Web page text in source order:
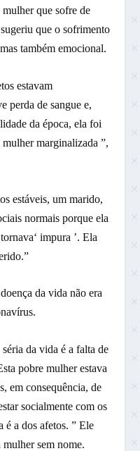
mulher que sofre de
que o sofrimento
também emocional.
estavam
perda de sangue e,
da época, ela foi
marginalizada ”,
estáveis, um marido,
normais porque ela
impura ’. Ela
da vida não era
da vida é a falta de
pobre mulher estava
em consequência, de
socialmente com os
é a dos afetos. ” Ele
mulher sem nome.